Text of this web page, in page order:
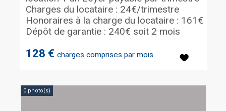
128 € charges comprises par mois
Charges du locataire : 24€/trimestre
Honoraires à la charge du locataire : 161€
Dépôt de garantie : 240€ soit 2 mois
0 photo(s)